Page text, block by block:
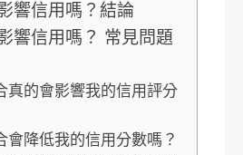
響信用嗎？結論
響信用嗎？ 常見問題
真的會影響我的信用評分
會降低我的信用分數嗎？